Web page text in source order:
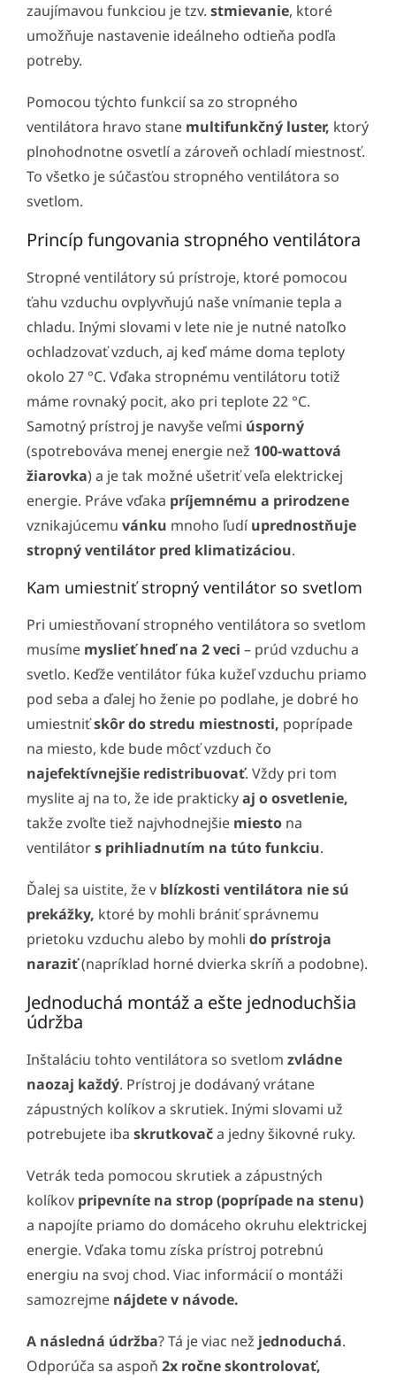
zaujímavou funkciou je tzv. stmievanie, ktoré
umožňuje nastavenie ideálneho odtieňa podľa
potreby.
Pomocou týchto funkcií sa zo stropného
ventilátora hravo stane multifunkčný luster, ktorý
plnohodnotne osvetlí a zároveň ochladí miestnosť.
To všetko je súčasťou stropného ventilátora so
svetlom.
Princíp fungovania stropného ventilátora
Stropné ventilátory sú prístroje, ktoré pomocou
ťahu vzduchu ovplyvňujú naše vnímanie tepla a
chladu. Inými slovami v lete nie je nutné natoľko
ochladzovať vzduch, aj keď máme doma teploty
okolo 27 °C. Vďaka stropnému ventilátoru totiž
máme rovnaký pocit, ako pri teplote 22 °C.
Samotný prístroj je navyše veľmi úsporný
(spotrebováva menej energie než 100-wattová
žiarovka) a je tak možné ušetriť veľa elektrickej
energie. Práve vďaka príjemnému a prirodzene
vznikajúcemu vánku mnoho ľudí uprednostňuje
stropný ventilátor pred klimatizáciou.
Kam umiestniť stropný ventilátor so svetlom
Pri umiestňovaní stropného ventilátora so svetlom
musíme myslieť hneď na 2 veci – prúd vzduchu a
svetlo. Keďže ventilátor fúka kužeľ vzduchu priamo
pod seba a ďalej ho ženie po podlahe, je dobré ho
umiestniťskôr do stredu miestnosti, poprípade
na miesto, kde bude môcť vzduch čo
najefektívnejšie redistribuovať. Vždy pri tom
myslite aj na to, že ide praktickyaj o osvetlenie,
takže zvoľte tiež najvhodnejšie miesto na
ventilátors prihliadnutím na túto funkciu.
Ďalej sa uistite, že v blízkosti ventilátora nie sú
prekážky, ktoré by mohli brániť správnemu
prietoku vzduchu alebo by mohli do prístroja
naraziť(napríklad horné dvierka skríň a podobne).
Jednoduchá montáž a ešte jednoduchšia
údržba
Inštaláciu tohto ventilátora so svetlom zvládne
naozaj každý. Prístroj je dodávaný vrátane
zápustných kolíkov a skrutiek. Inými slovami už
potrebujete iba skrutkovača jedny šikovné ruky.
Vetrák teda pomocou skrutiek a zápustných
kolíkov pripevníte na strop (poprípade na stenu)
a napojíte priamo do domáceho okruhu elektrickej
energie. Vďaka tomu získa prístroj potrebnú
energiu na svoj chod. Viac informácií o montáži
samozrejme nájdete v návode.
A následná údržba? Tá je viac než jednoduchá.
Odporúča sa aspoň 2x ročne skontrolovať,